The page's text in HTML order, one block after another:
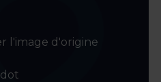
l'image d'origine